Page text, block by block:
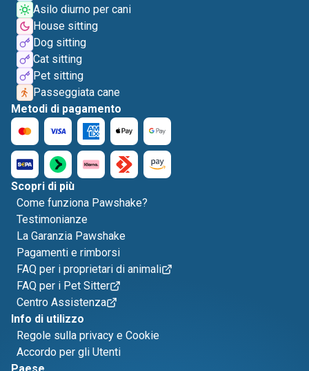
Asilo diurno per cani
House sitting
Dog sitting
Cat sitting
Pet sitting
Passeggiata cane
Metodi di pagamento
Scopri di più
Come funziona Pawshake?
Testimonianze
La Garanzia Pawshake
Pagamenti e rimborsi
FAQ per i proprietari di animali
FAQ per i Pet Sitter
Centro Assistenza
Info di utilizzo
Regole sulla privacy e Cookie
Accordo per gli Utenti